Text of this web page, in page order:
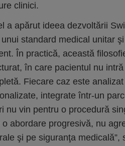
clinici.
a apărut ideea dezvoltării
standard medical unitar
În practică, această
în care pacientul nu
Fiecare caz este
integrate într-un
nu vin pentru o procedură
o abordare progresivă, nu
şi pe siguranţa medicală”,